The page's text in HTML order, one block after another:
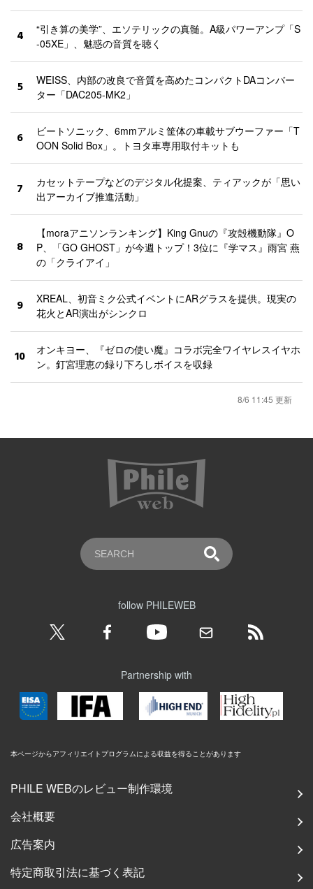
4
“引き算の美学”、エソテリックの真髄。A級パワーアンプ「S
-05XE」、魅惑の音質を聴く
5
WEISS、内部の改良で音質を高めたコンパクトDAコンバー
ター「DAC205-MK2」
6
ビートソニック、6mmアルミ筐体の車載サブウーファー「T
OON Solid Box」。トヨタ車専用取付キットも
7
カセットテープなどのデジタル化提案、ティアックが「思い
出アーカイブ推進活動」
8
【moraアニソンランキング】King Gnuの『攻殻機動隊』O
P、「GO GHOST」が今週トップ！3位に『学マス』雨宮 燕
の「クライアイ」
9
XREAL、初音ミク公式イベントにARグラスを提供。現実の
花火とAR演出がシンクロ
10
オンキヨー、『ゼロの使い魔』コラボ完全ワイヤレスイヤホ
ン。釘宮理恵の録り下ろしボイスを収録
8/6 11:45 更新
follow PHILEWEB
Partnership with
本ページからアフィリエイトプログラムによる収益を得ることがあります
PHILE WEBのレビュー制作環境
会社概要
広告案内
特定商取引法に基づく表記